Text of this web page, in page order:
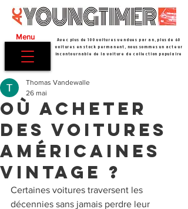
Menu
Avec plus de 100 voitures vendues par an, plus de 60
voitures en stock permanent, nous sommes un acteur
incontournable de la voiture de collection populaire
Où acheter
des voitures
américaines
vintage ?
Thomas Vandewalle
26 mai
Certaines voitures traversent les
décennies sans jamais perdre leur